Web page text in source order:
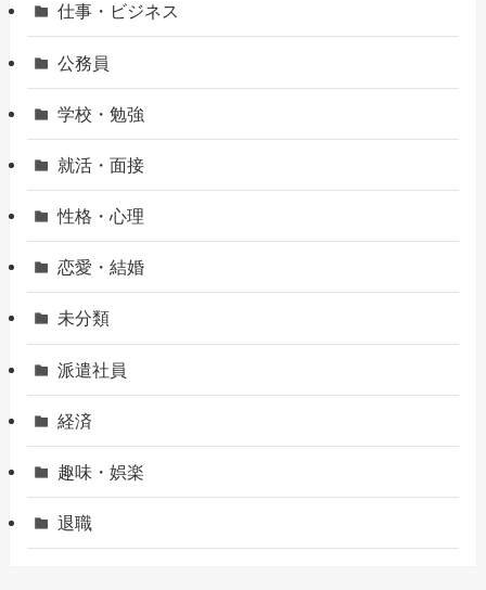
仕事・ビジネス
公務員
学校・勉強
就活・面接
性格・心理
恋愛・結婚
未分類
派遣社員
経済
趣味・娯楽
退職